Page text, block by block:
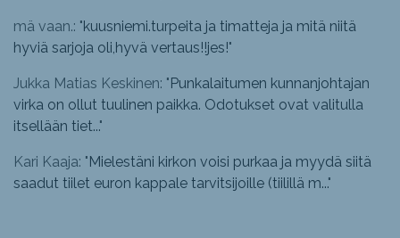
mä vaan.: "kuusniemi.turpeita ja timatteja ja mitä niitä
hyviä sarjoja oli,hyvä vertaus!!jes!"
Jukka Matias Keskinen: "Punkalaitumen kunnanjohtajan
virka on ollut tuulinen paikka. Odotukset ovat valitulla
itsellään tiet..."
Kari Kaaja: "Mielestäni kirkon voisi purkaa ja myydä siitä
saadut tiilet euron kappale tarvitsijoille (tiilillä m..."